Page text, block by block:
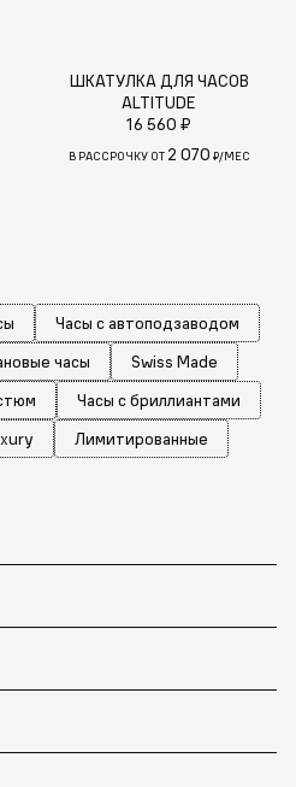
ШКАТУЛКА ДЛЯ ЧАСОВ
ALTITUDE
16 560 ₽
В РАССРОЧКУ ОТ 2 070 ₽/МЕС
Часы с автоподзаводом
часы
Swiss Made
Часы с бриллиантами
Лимитированные